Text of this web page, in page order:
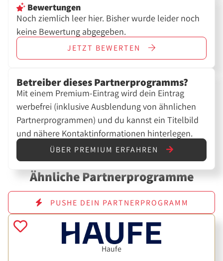
Bewertungen
Noch ziemlich leer hier. Bisher wurde leider noch
keine Bewertung abgegeben.
JETZT BEWERTEN
Betreiber dieses Partnerprogramms?
Mit einem Premium-Eintrag wird dein Eintrag
werbefrei (inklusive Ausblendung von ähnlichen
Partnerprogrammen) und du kannst ein Titelbild
und nähere Kontaktinformationen hinterlegen.
ÜBER PREMIUM ERFAHREN
Ähnliche Partnerprogramme
PUSHE DEIN PARTNERPROGRAMM
Haufe